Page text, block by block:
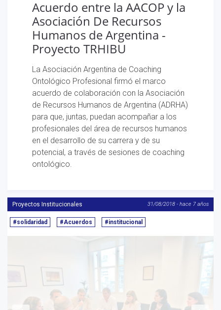
Proyecto TRHIBU
La Asociación Argentina de Coaching
Ontológico Profesional firmó el marco
acuerdo de colaboración con la Asociación
de Recursos Humanos de Argentina (ADRHA)
para que, juntas, puedan acompañar a los
profesionales del área de recursos humanos
en el desarrollo de su carrera y de su
potencial, a través de sesiones de coaching
ontológico.
Proyectos Institucionales 31/08/2018 - hace 7 años
#solidaridad #Acuerdos #institucional